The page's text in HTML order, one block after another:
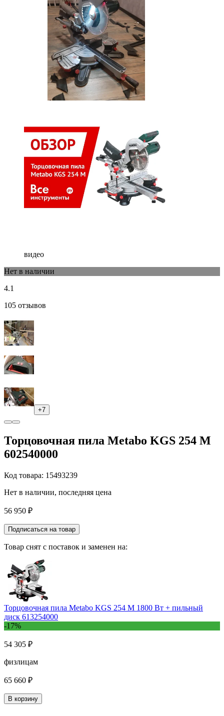
видео
Нет в наличии
4.1
105 отзывов
+7
Торцовочная пила Metabo KGS 254 M
602540000
Код товара: 15493239
Нет в наличии, последняя цена
56 950 ₽
Подписаться на товар
Товар снят с поставок и заменен на:
Торцовочная пила Metabo KGS 254 M 1800 Вт + пильный
диск 613254000
-17%
54 305 ₽
физлицам
65 660 ₽
В корзину